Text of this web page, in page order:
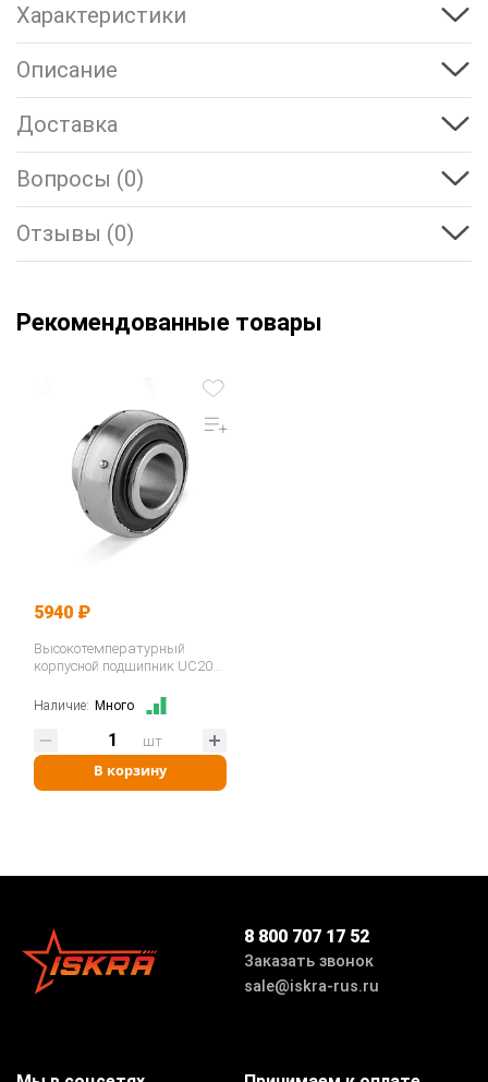
Характеристики
Описание
Доставка
Вопросы (0)
Отзывы (0)
Рекомендованные товары
5940 ₽
Высокотемпературный
корпусной подшипник UC209
Наличие: Много
В корзину
шт
8 800 707 17 52
Заказать звонок
sale@iskra-rus.ru